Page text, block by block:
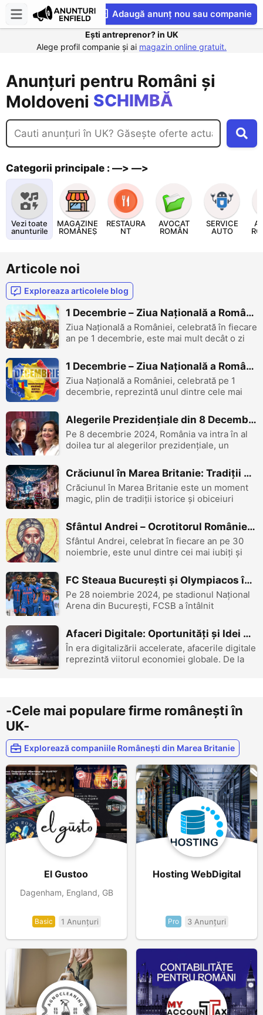
Adaugă anunț nou sau companie
CompaniesS
Ești antreprenor? in UK
Alege profil companie și ai magazin online gratuit.
Anunțuri pentru Români și
Moldoveni
VINDE
CUMPĂRĂ
ÎNCHIRIAZĂ
SCHIMBĂ
NEGOCIAZĂ
Categorii principale : —> —>
Vezi toate
anunturile
MAGAZINE
ROMÂNEȘ
RESTAURA
NT
AVOCAT
ROMÂN
SERVICE
AUTO
Articole noi
Exploreaza articolele blog
1 Decembrie – Ziua Națională a României: O Sărbătoare a Unității Naționale
Ziua Națională a României, celebrată în fiecare
an pe 1 decembrie, este mai mult decât o zi
de unitate, a curajului și a visurilor împlinite
de-a lungul istoriei acestui popor. Susținută
de inițiative loc...
1 Decembrie – Ziua Națională a României: O Sărbătoare a Unității și Identității pentru Românii din UK
Ziua Națională a României, celebrată pe 1
decembrie, reprezintă unul dintre cele mai
noastre. Este ziua în care, în 1918, la Alba
Iulia, românii au realizat un vis secular: Marea
Unire a tuturor provinciilor is...
Alegerile Prezidențiale din 8 Decembrie 2024: Implicațiile pentru România și Românii din UK
Pe 8 decembrie 2024, România va intra în al
doilea tur al alegerilor prezidențiale, un
candidați care au obținut cele mai multe voturi
în primul tur, desfășurat pe 24 noiembrie, vor
lupta acum pentru a...
Crăciunul în Marea Britanie: Tradiții și Sărbători de Neuitat
Crăciunul în Marea Britanie este un moment
magic, plin de tradiții istorice și obiceiuri
decembrie într-o sărbătoare plină de bucurie.
Fie că ești turist, rezident sau un român
stabilit în Regatul Unit, Crăciunul bri...
Sfântul Andrei – Ocrotitorul României și Patronul Spiritual al Scoției: O Legătură Culturală și Spirituală
Sfântul Andrei, celebrat în fiecare an pe 30
noiembrie, este unul dintre cei mai iubiți și
ocrotitorul României, dar și al Scoției, Greciei
și Rusiei. Această sărbătoare are o
însemnătate deosebită în mult...
FC Steaua București și Olympiacos în UEFA Europa League – Un duel de rezistență pe terenul Național Arena
Pe 28 noiembrie 2024, pe stadionul Național
Arena din București, FCSB a întâlnit
UEFA Europa League. Partida s-a terminat
fără goluri, 0-0, într-o confruntare dominată
de intensitatea defensivă și momente de ...
Afaceri Digitale: Oportunități și Idei pentru Viitor
În era digitalizării accelerate, afacerile digitale
reprezintă viitorul economiei globale. De la
sau să își de...
-Cele mai populare firme românești în
UK-
Explorează companiile Românești din Marea Britanie
El Gustoo
Dagenham, England, GB
Basic 1 Anunțuri
Hosting WebDigital
Pro 3 Anunțuri